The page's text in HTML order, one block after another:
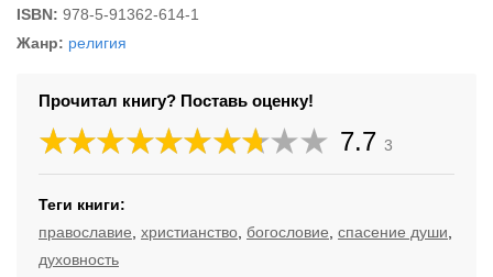
ISBN: 978-5-91362-614-1
Жанр: религия
Прочитал книгу? Поставь оценку!
7.7 3
Теги книги:
православие христианство богословие спасение души
духовность